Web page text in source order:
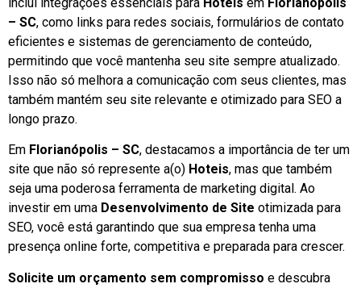
– SC, como links para redes sociais, formulários de contato
eficientes e sistemas de gerenciamento de conteúdo,
permitindo que você mantenha seu site sempre atualizado.
Isso não só melhora a comunicação com seus clientes, mas
também mantém seu site relevante e otimizado para SEO a
longo prazo.
Em Florianópolis – SC, destacamos a importância de ter um
site que não só represente a(o) Hoteis, mas que também
seja uma poderosa ferramenta de marketing digital. Ao
investir em uma Desenvolvimento de Site otimizada para
SEO, você está garantindo que sua empresa tenha uma
presença online forte, competitiva e preparada para crescer.
Solicite um orçamento sem compromisso e descubra